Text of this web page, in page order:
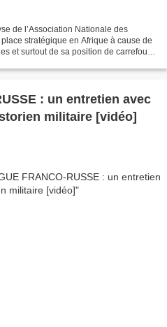
de l’Association Nationale des
stratégique en Afrique à cause de
et surtout de sa position de carrefour
: un entretien avec
militaire [vidéo]